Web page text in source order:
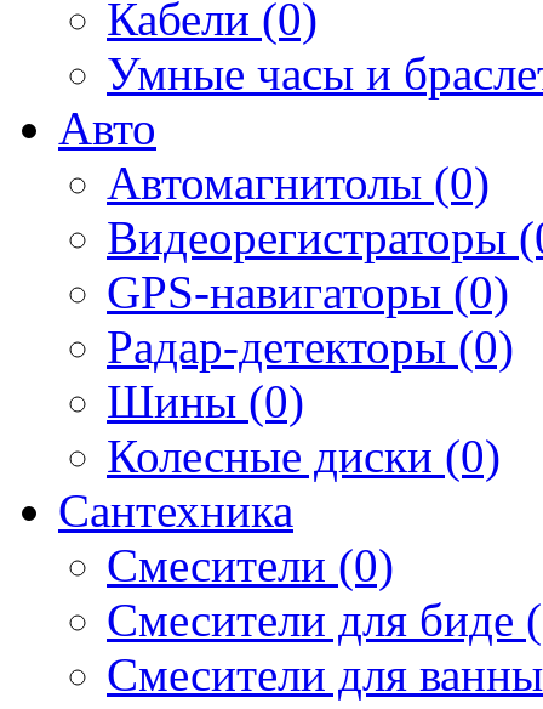
Кабели (0)
Умные часы и
Авто
Автомагнитолы (0)
Видеорегистраторы
GPS-навигаторы (0)
Радар-детекторы (0)
Шины (0)
Колесные диски (0)
Сантехника
Смесители (0)
Смесители для биде
Смесители для